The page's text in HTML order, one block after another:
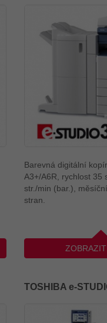
Barevná digitální
A3+/A6R, rychlost 35
str./min (bar.),
stran.
TOSHIBA e-